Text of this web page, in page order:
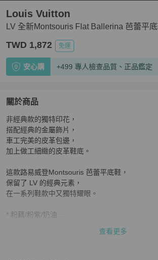
LV 全新Montsouris Flat Ballerina 芭蕾平
Louis Vuitton
TWD 1,872 免運
安心購 +499 專人檢查品質、正品鑑定
關於商品
關於LV 全新Montsouris Flat Ballerina 芭蕾
非經典款的獨特印花，
搭配經典的金屬飾片，
車工完美的皮革包邊，
加上做工細緻的皮革鞋底。
這款路易威登Montsouris 芭蕾平底鞋，
保留了 LV 的經典元素，
在一系列鞋款中又獨特耀眼。
* 粉藕/粉紫/奶油
查看更多